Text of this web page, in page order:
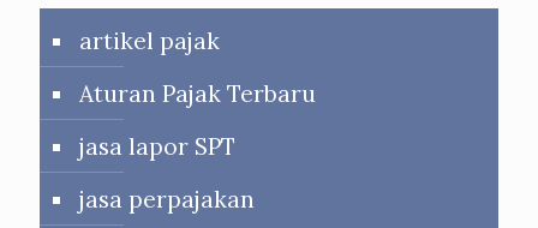
artikel pajak
Aturan Pajak Terbaru
jasa lapor SPT
jasa perpajakan